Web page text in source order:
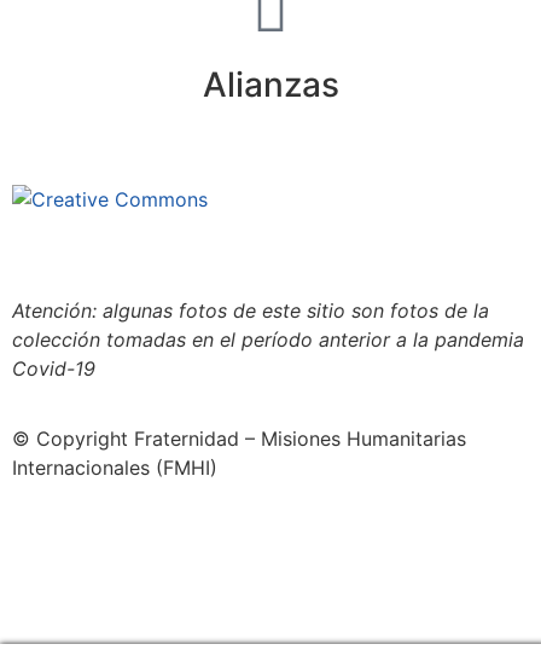
Alianzas
Atención: algunas fotos de este sitio son fotos de la
colección tomadas en el período anterior a la pandemia
Covid-19
© Copyright Fraternidad – Misiones Humanitarias
Internacionales (FMHI)